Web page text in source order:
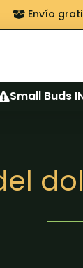
Envío
Small Buds